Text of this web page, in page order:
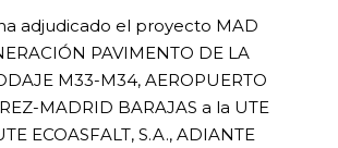
ha adjudicado el proyecto MAD
PAVIMENTO DE LA
M33-M34, AEROPUERTO
MADRID BARAJAS a la UTE
ECOASFALT, S.A., ADIANTE